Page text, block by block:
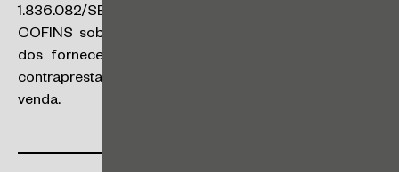
1.836.082/SE que definiu que não há incidência de PIS e
COFINS sobre os descontos obtidos pelos varejistas
dos fornecedores, mesmo quando condicionados a
contraprestações vinculadas à operação de compra e
venda.